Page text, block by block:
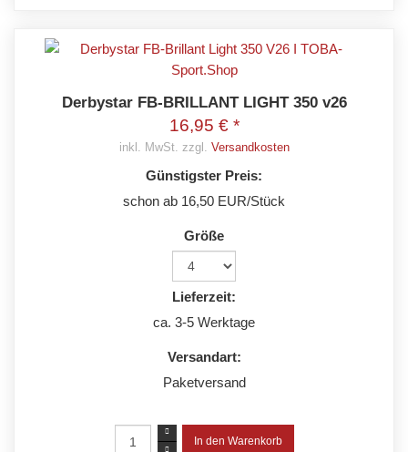
Derbystar FB-BRILLANT LIGHT 350 v26
16,95 € *
inkl. MwSt. zzgl. Versandkosten
Günstigster Preis:
schon ab 16,50 EUR/Stück
Größe
Lieferzeit:
ca. 3-5 Werktage
Versandart:
Paketversand